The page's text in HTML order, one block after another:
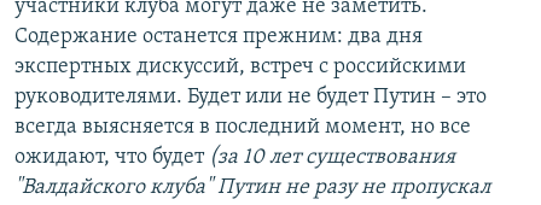
участники клуба могут даже не заметить.
Содержание останется прежним: два дня
экспертных дискуссий, встреч с российскими
руководителями. Будет или не будет Путин – это
всегда выясняется в последний момент, но все
ожидают, что будет (за 10 лет существования
"Валдайского клуба" Путин не разу не пропускал